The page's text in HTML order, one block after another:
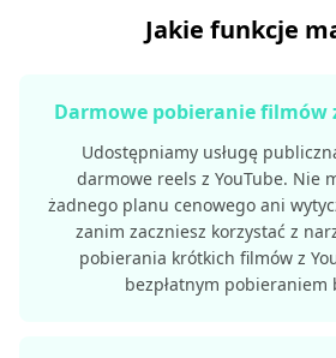
Jakie funkcje
Darmowe pobieranie filmów
Udostępniamy usługę
darmowe reels z YouTube. Nie
żadnego planu cenowego ani
zanim zaczniesz korzystać z
pobierania krótkich filmów z
bezpłatnym pobieraniem